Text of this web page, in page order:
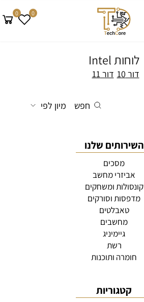
0 0
לוחות Intel
דור 10 דור 11
חפש מיון לפי
השירותים שלנו
מסכים
אביזרי מחשב
קונסולות ומשחקים
מדפסות וסורקים
טאבלטים
מחשבים
גיימיניג
רשת
חומרה ותוכנות
קטגוריות